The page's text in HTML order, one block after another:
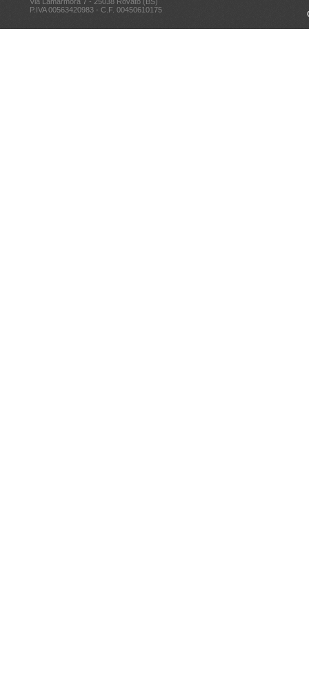
P.IVA 00563420983 - C.F. 00450610175